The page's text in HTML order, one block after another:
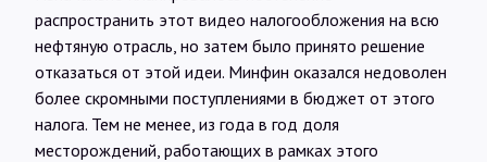
распространить этот видео налогообложения на всю
нефтяную отрасль, но затем было принято решение
отказаться от этой идеи. Минфин оказался недоволен
более скромными поступлениями в бюджет от этого
налога. Тем не менее, из года в год доля
месторождений, работающих в рамках этого